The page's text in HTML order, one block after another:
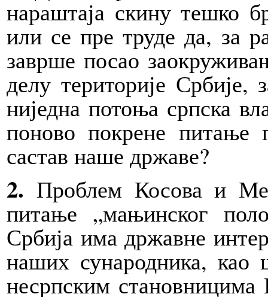
нараштаја скину тешко
или се пре труде да, за
заврше посао
делу територије Србије,
ниједна потоња српска
поново покрене питање
састав наше државе?
2. Проблем Косова и
питање „мањинског
Србија има државне
наших сународника,
несрпским